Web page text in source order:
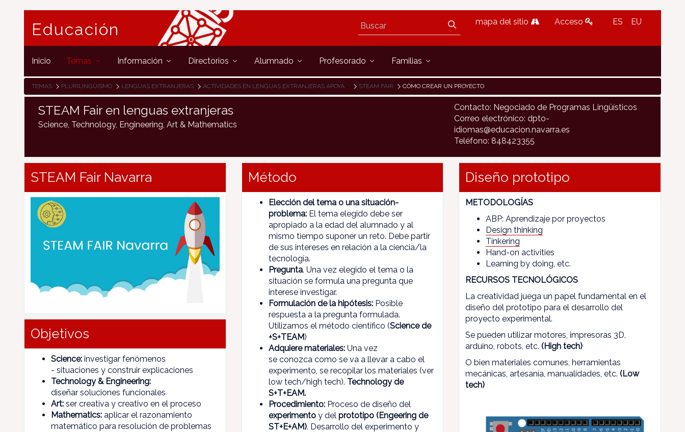
Educación mapa del sitio Acceso ES EU
Inicio Temas Información Directorios Alumnado Profesorado Familias
TEMAS PLURILINGÜISMO LENGUAS EXTRANJERAS ACTIVIDADES EN LENGUAS EXTRANJERAS APOYADAS POR EL DEPARTAMENTO DE EDUCACIÓN STEAM FAIR CÓMO CREAR UN PROYECTO
STEAM Fair en lenguas extranjeras
Science, Technology, Engineering, Art & Mathematics
Contacto: Negociado de Programas Lingüísticos
Correo electrónico: dpto-
idiomas@educacion.navarra.es
Teléfono: 848423355
STEAM Fair Navarra
Objetivos
Science: investigar fenómenos
- situaciones y construir explicaciones
Technology & Engineering:
diseñar soluciones funcionales
Art: ser creativa y creativo en el proceso
Mathematics: aplicar el razonamiento
matemático para resolución de problemas
Método
Elección del tema o una situación-
problema: El tema elegido debe ser
apropiado a la edad del alumnado y al
mismo tiempo suponer un reto. Debe partir
de sus intereses en relación a la ciencia/la
tecnología.
Pregunta. Una vez elegido el tema o la
situación se formula una pregunta que
interese investigar.
Formulación de la hipótesis:Posible
respuesta a la pregunta formulada.
Utilizamos el método científico (Science de
+S+TEAM)
Adquiere materiales:Una vez
se conozca como se va a llevar a cabo el
experimento, se recopilar los materiales (ver
low tech/high tech). Technology de
S+T+EAM.
Procedimiento:Proceso de diseño del
experimento y del prototipo (Engeering de
ST+E+AM). Desarrollo del experimento y
Diseño prototipo
METODOLOGÍAS
ABP: Aprendizaje por proyectos
Design thinking
Tinkering
Hand-on activities
Learning by doing, etc.
RECURSOS TECNOLÓGICOS
La creatividad juega un papel fundamental en el
diseño del prototipo para el desarrollo del
proyecto experimental.
Se pueden utilizar motores, impresoras 3D,
arduino, robots, etc. (High tech)
O bien materiales comunes, herramientas
mecánicas, artesanía, manualidades, etc. (Low
tech)